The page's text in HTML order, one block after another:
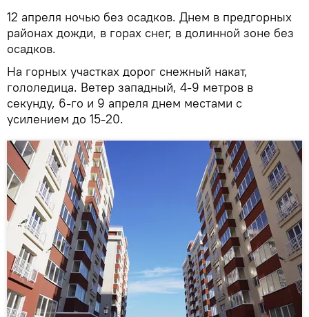
12 апреля ночью без осадков. Днем в предгорных
районах дожди, в горах снег, в долинной зоне без
осадков.
На горных участках дорог снежный накат,
гололедица. Ветер западный, 4-9 метров в
секунду, 6-го и 9 апреля днем местами с
усилением до 15-20.